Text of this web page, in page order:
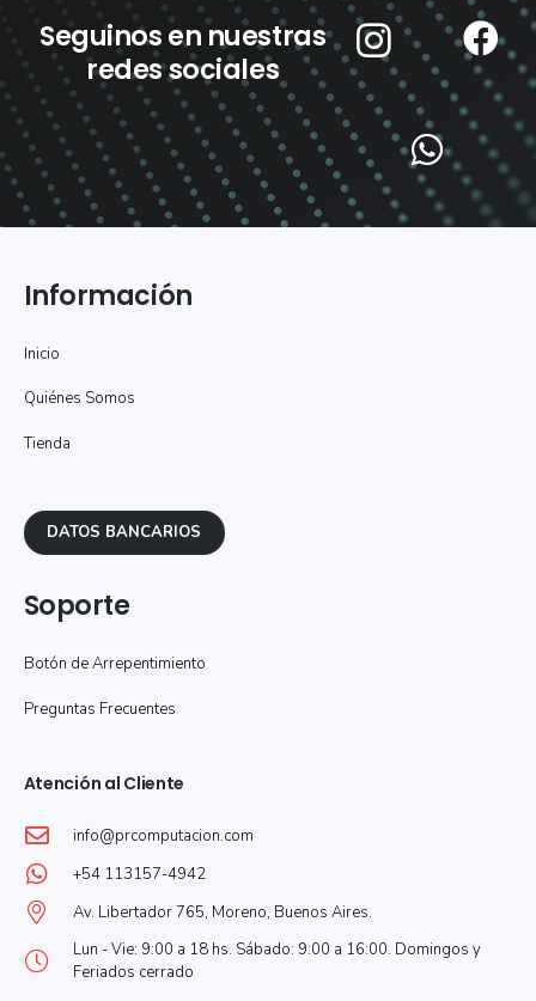
Seguinos en nuestras
redes sociales
Información
Inicio
Quiénes Somos
Tienda
DATOS BANCARIOS
Soporte
Botón de Arrepentimiento
Preguntas Frecuentes
Atención al Cliente
info@prcomputacion.com
+54 113157-4942
Av. Libertador 765, Moreno, Buenos Aires.
Lun - Vie: 9:00 a 18 hs. Sábado: 9:00 a 16:00. Domingos y
Feriados cerrado